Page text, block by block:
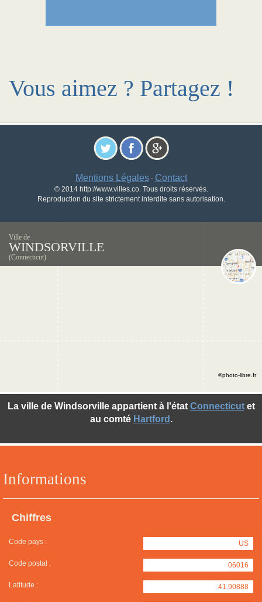
Vous aimez ? Partagez !
Mentions Légales- Contact
© 2014 http://www.villes.co. Tous droits réservés.
Reproduction du site strictement interdite sans autorisation.
Ville de
WINDSORVILLE
(Connecticut)
Informations
Chiffres
Code pays : US
Code postal : 06016
Latitude : 41.90888
La ville de Windsorville appartient à l'état Connecticutet
au comté Hartford .
©photo-libre.fr